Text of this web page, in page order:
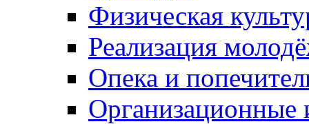
Физическая
Реализация
Опека и